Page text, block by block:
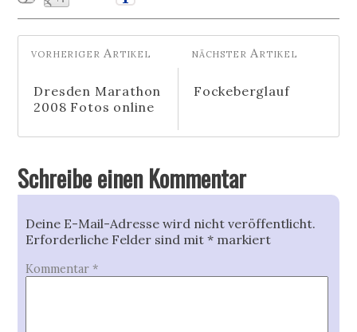
Dresden Marathon
2008 Fotos online
Fockeberglauf
Schreibe einen Kommentar
Deine E-Mail-Adresse wird nicht veröffentlicht.
Erforderliche Felder sind mit* markiert
Kommentar*